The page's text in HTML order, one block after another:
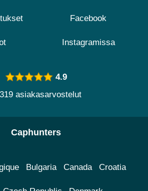
Facebook
Instagramissa
4.9
asiakasarvostelut
Caphunters
Bulgaria Canada Croatia